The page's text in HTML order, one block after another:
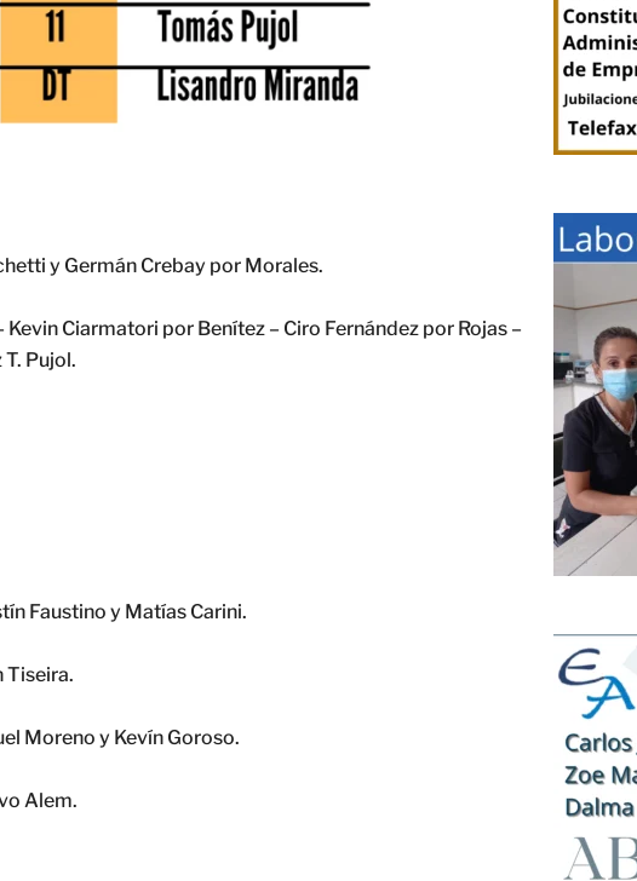
y Germán Crebay por Morales.
Ciarmatori por Benítez – Ciro Fernández por Rojas –
Pujol.
Faustino y Matías Carini.
Tiseira.
Moreno y Kevín Goroso.
Alem.